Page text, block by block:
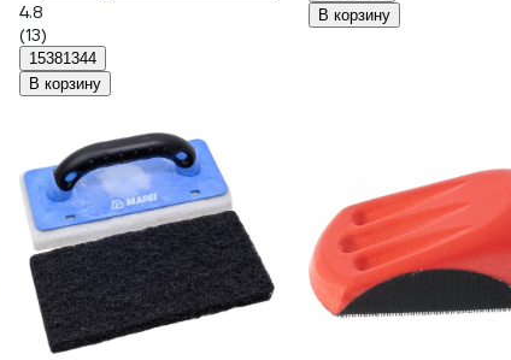
4.8
(13)
15381344
В корзину
В корзину